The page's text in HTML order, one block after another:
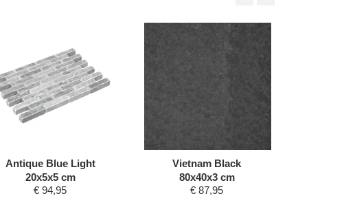
Antique Blue Light
20x5x5 cm
€ 94,95
Vietnam Black
80x40x3 cm
€ 87,95